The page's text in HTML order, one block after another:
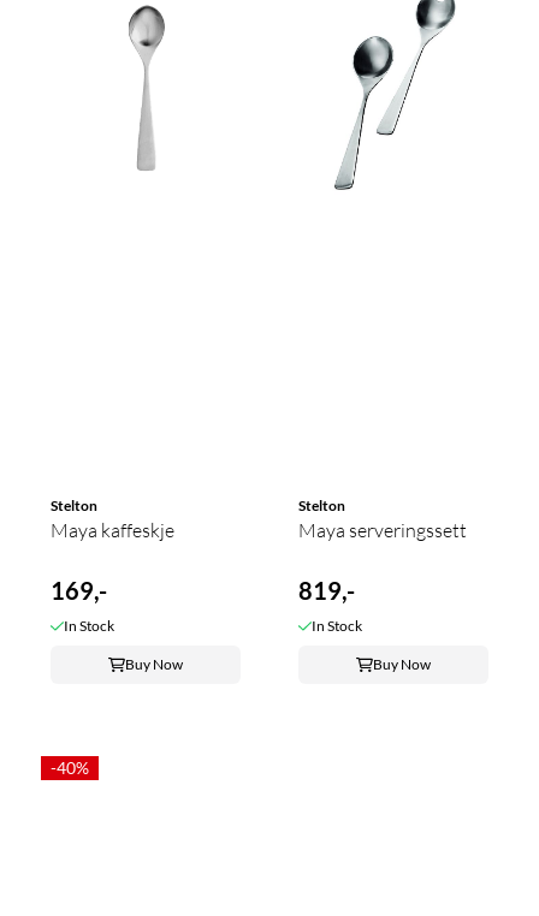
Stelton
Maya kaffeskje
169,-
In Stock
Buy Now
Stelton
Maya serveringssett
819,-
In Stock
Buy Now
-40%